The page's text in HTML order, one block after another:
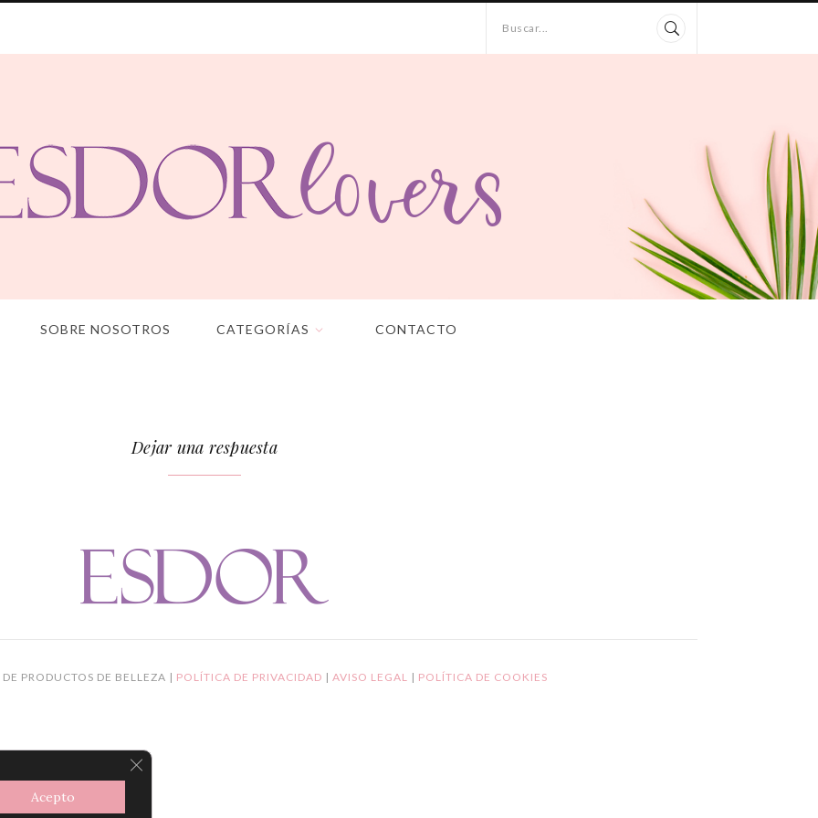
Buscar...
SOBRE NOSOTROS CATEGORÍAS CONTACTO
Dejar una respuesta
PRODUCTOS DE BELLEZA | POLÍTICA DE PRIVACIDAD | AVISO LEGAL | POLÍTICA DE COOKIES
Acepto
CERRAR EL BANNER DE COOKIES RGPD